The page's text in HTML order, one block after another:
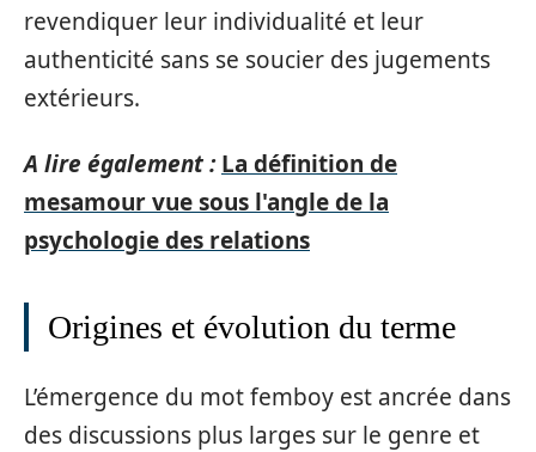
revendiquer leur individualité et leur
authenticité sans se soucier des jugements
extérieurs.
A lire également : La définition de
mesamour vue sous l'angle de la
psychologie des relations
Origines et évolution du terme
L’émergence du mot femboy est ancrée dans
des discussions plus larges sur le genre et